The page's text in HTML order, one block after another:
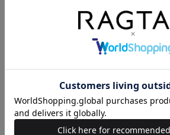
なし
伸縮性
なし